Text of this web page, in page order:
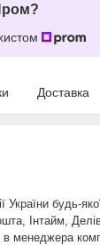
Доставка
України будь-
Інтайм ,
менеджера